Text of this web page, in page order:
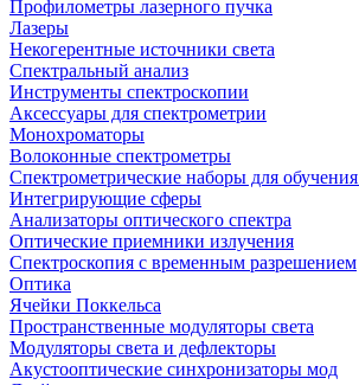
Профилометры лазерного пучка
Лазеры
Некогерентные источники света
Спектральный анализ
Инструменты спектроскопии
Аксессуары для спектрометрии
Монохроматоры
Волоконные спектрометры
Спектрометрические наборы для обучения
Интегрирующие сферы
Анализаторы оптического спектра
Оптические приемники излучения
Спектроскопия с временным разрешением
Оптика
Ячейки Поккельса
Пространственные модуляторы света
Модуляторы света и дефлекторы
Акустооптические синхронизаторы мод